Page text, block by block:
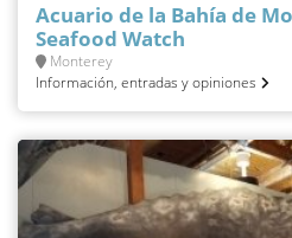
Acuario de la Bahía de
Seafood Watch
Monterey
Información, entradas y opiniones